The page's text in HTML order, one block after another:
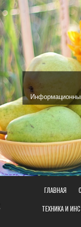
ГЛАВНАЯ
ТЕХНИКА И